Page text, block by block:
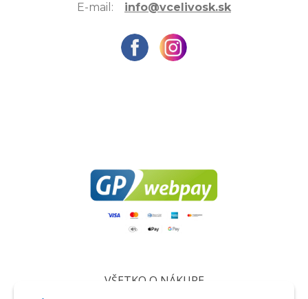
E-mail: info@vcelivosk.sk
VŠETKO O NÁKUPE